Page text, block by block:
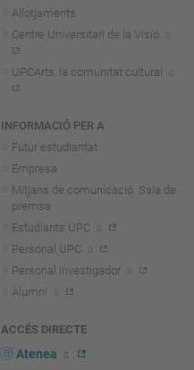
Allotjaments
Centre Universitari de la Visió
UPCArts, la comunitat cultural
INFORMACIÓ PER A
Futur estudiantat
Empresa
Mitjans de comunicació. Sala de
premsa
Estudiants UPC
Personal UPC
Personal investigador
Alumni
ACCÉS DIRECTE
Atenea